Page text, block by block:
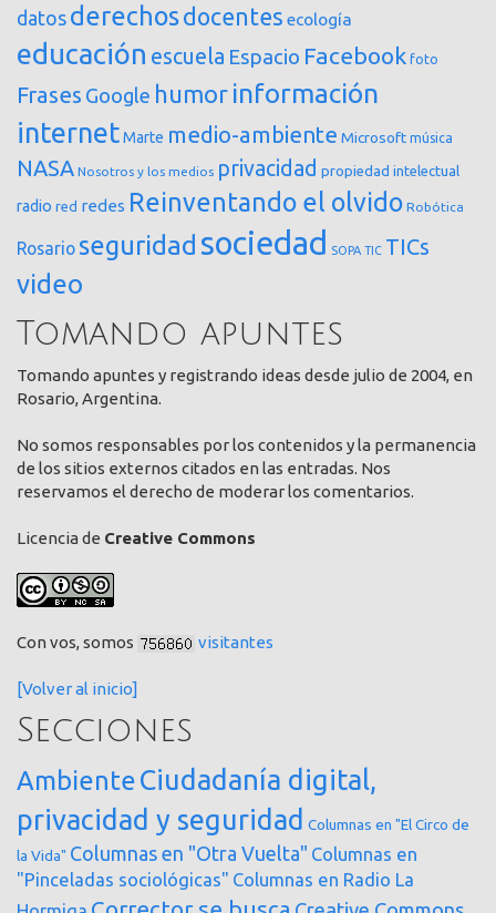
datos derechosdocentes ecología
educación escuela Espacio Facebook foto
Frases Google humor información
internetMarte medio-ambiente Microsoft música
NASA Nosotros y los medios privacidad propiedad intelectual
radio red redes Reinventando el olvido Robótica
Rosario seguridad sociedad SOPA TIC TICs
video
Tomando apuntes
Tomando apuntes y registrando ideas desde julio de 2004, en
Rosario, Argentina.
No somos responsables por los contenidos y la permanencia
de los sitios externos citados en las entradas. Nos
reservamos el derecho de moderar los comentarios.
Licencia de Creative Commons
Con vos, somos visitantes
[Volver al inicio]
Secciones
AmbienteCiudadanía digital,
privacidad y seguridad Columnas en "El Circo de
la Vida" Columnas en "Otra Vuelta" Columnas en
"Pinceladas sociológicas" Columnas en Radio La